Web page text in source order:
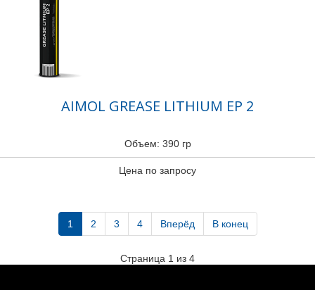
AIMOL GREASE LITHIUM EP 2
Объем: 390 гр
Цена по запросу
1 2 3 4 Вперёд В конец
Страница 1 из 4